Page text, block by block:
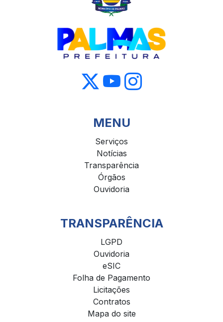
MENU
Serviços
Notícias
Transparência
Órgãos
Ouvidoria
TRANSPARÊNCIA
LGPD
Ouvidoria
eSIC
Folha de Pagamento
Licitações
Contratos
Mapa do site